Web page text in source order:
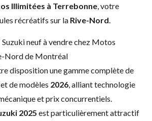
Illimitées à Terrebonne , votre
récréatifs sur la Rive-Nord
neuf à vendre chez Motos
Nord de Montréal
disposition une gamme complète de
et de modèles 2026 , alliant technologie
et prix concurrentiels.
2025 est particulièrement attractif